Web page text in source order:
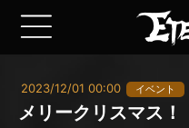
2023/12/01 00:00 イベント
メリークリスマス